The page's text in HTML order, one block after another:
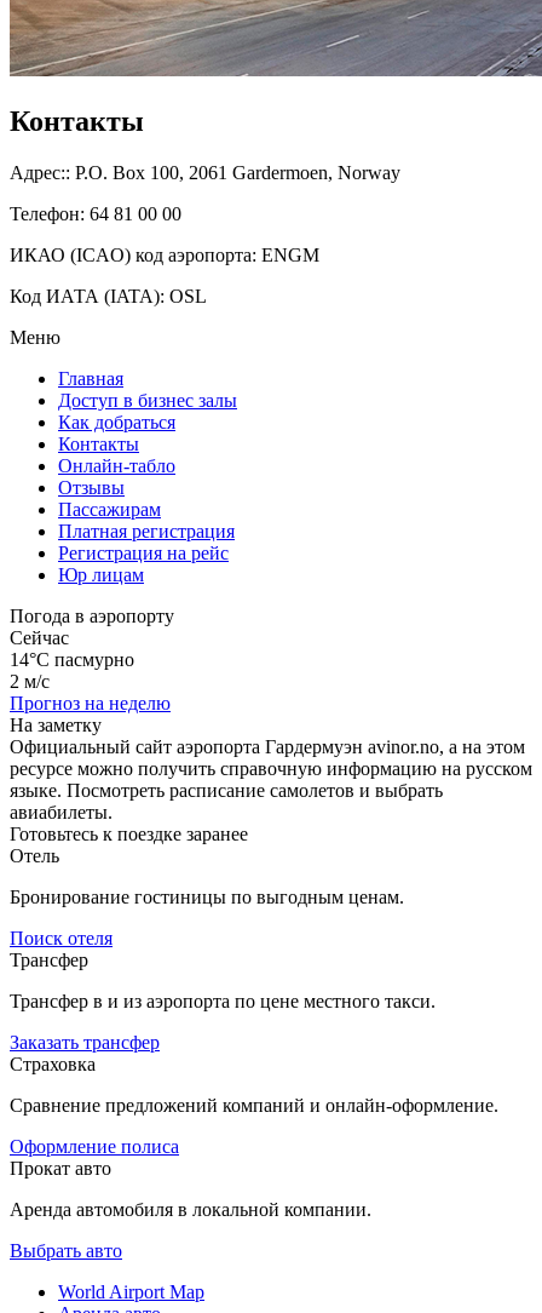
Контакты
Адрес:: P.O. Box 100, 2061 Gardermoen, Norway
Телефон: 64 81 00 00
ИКАО (ICAO) код аэропорта: ENGM
Код ИАТА (IATA): OSL
Меню
Главная
Доступ в бизнес залы
Как добраться
Контакты
Онлайн-табло
Отзывы
Пассажирам
Платная регистрация
Регистрация на рейс
Юр лицам
Погода в аэропорту
Сейчас
14°C пасмурно
2 м/с
Прогноз на неделю
На заметку
Официальный сайт аэропорта Гардермуэн avinor.no, а на этом
ресурсе можно получить справочную информацию на русском
языке. Посмотреть расписание самолетов и выбрать
авиабилеты.
Готовьтесь к поездке заранее
Отель
Бронирование гостиницы по выгодным ценам.
Поиск отеля
Трансфер
Трансфер в и из аэропорта по цене местного такси.
Заказать трансфер
Страховка
Сравнение предложений компаний и онлайн-оформление.
Оформление полиса
Прокат авто
Аренда автомобиля в локальной компании.
Выбрать авто
World Airport Map